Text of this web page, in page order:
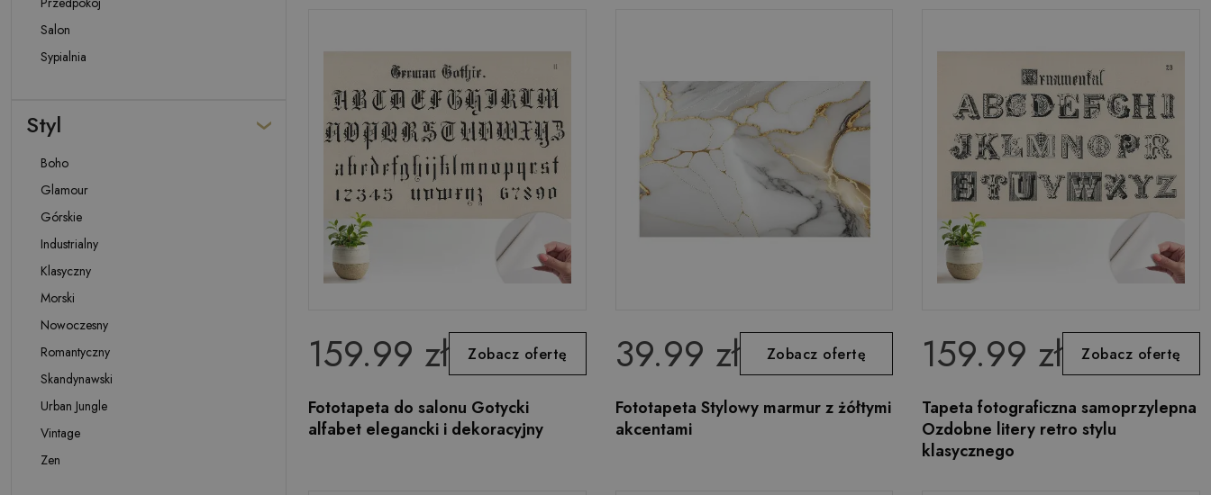
Salon
Sypialnia
Styl
Boho
Glamour
Górskie
Industrialny
Klasyczny
Morski
Nowoczesny
Romantyczny
Skandynawski
Urban Jungle
Vintage
Zen
159.99 zł Zobacz ofertę
Fototapeta do salonu Gotycki
alfabet elegancki i dekoracyjny
39.99 zł Zobacz ofertę
Fototapeta Stylowy marmur z żółtymi
akcentami
159.99 zł Zobacz ofertę
Tapeta fotograficzna samoprzylepna
Ozdobne litery retro stylu
klasycznego